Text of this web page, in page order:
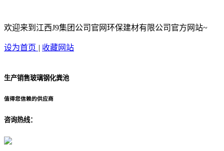
欢迎来到江西J9集团公司官网环保建材有限公司官方网站~
设为首页 | 收藏网站
生产销售玻璃钢化粪池
值得您信赖的供应商
咨询热线：